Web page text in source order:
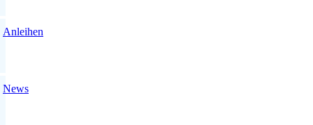
Anleihen
News